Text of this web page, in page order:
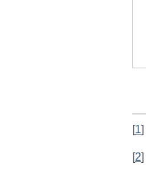
[1]
[2]